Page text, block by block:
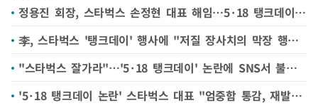
정용진 회장, 스타벅스 손정현 대표 해임…5·18 탱크데이 책임 물어(종합)
李, 스타벅스 '탱크데이' 행사에 "저질 장사치의 막장 행태 분노"
"스타벅스 잘가라"…'5·18 탱크데이' 논란에 SNS서 불매 움직임 (영상)
'5·18 탱크데이 논란' 스타벅스 대표 "엄중함 통감, 재발 방지 방안 강구할 것"